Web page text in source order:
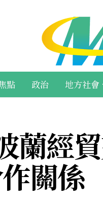
點 政治 地方社會
蘭經
關係